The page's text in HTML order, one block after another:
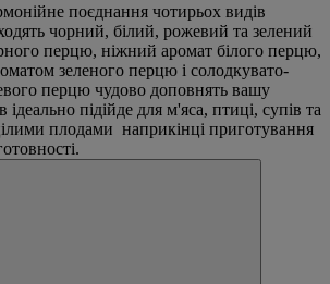
поєднання чотирьох видів
чорний, білий, рожевий та зелений
перцю, ніжний аромат білого перцю,
зеленого перцю і солодкувато-
перцю чудово доповнять вашу
підійде для м'яса, птиці, супів та
плодами наприкінці приготування